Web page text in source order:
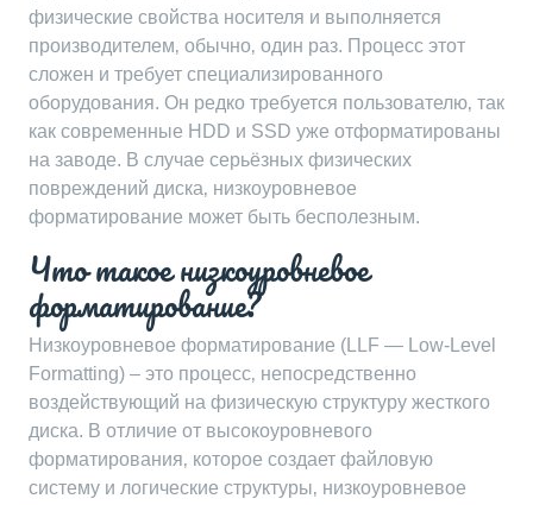
физические свойства носителя и выполняется
производителем‚ обычно‚ один раз. Процесс этот
сложен и требует специализированного
оборудования. Он редко требуется пользователю‚ так
как современные HDD и SSD уже отформатированы
на заводе. В случае серьёзных физических
повреждений диска‚ низкоуровневое
форматирование может быть бесполезным.
Что такое низкоуровневое
форматирование?
Низкоуровневое форматирование (LLF ― Low-Level
Formatting) – это процесс‚ непосредственно
воздействующий на физическую структуру жесткого
диска. В отличие от высокоуровневого
форматирования‚ которое создает файловую
систему и логические структуры‚ низкоуровневое